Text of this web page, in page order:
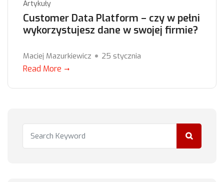
Artykuły
Customer Data Platform – czy w pełni
wykorzystujesz dane w swojej firmie?
Maciej Mazurkiewicz 25 stycznia
Read More